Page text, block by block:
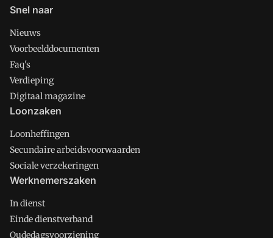
Snel naar
Nieuws
Voorbeelddocumenten
Faq's
Verdieping
Digitaal magazine
Loonzaken
Loonheffingen
Secundaire arbeidsvoorwaarden
Sociale verzekeringen
Werknemerszaken
In dienst
Einde dienstverband
Oudedagsvoorziening